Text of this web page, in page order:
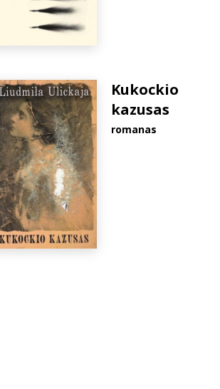
Kukockio
kazusas
romanas